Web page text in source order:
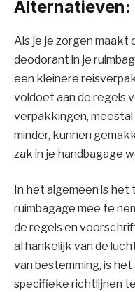
Alternatieven:
Als je je zorgen maakt
deodorant in je
een kleinere
voldoet aan de regels
verpakkingen, meestal
minder, kunnen
zak in je handbagage
In het algemeen is
ruimbagage mee te
de regels en
afhankelijk van de
van bestemming, is
specifieke richtlijnen